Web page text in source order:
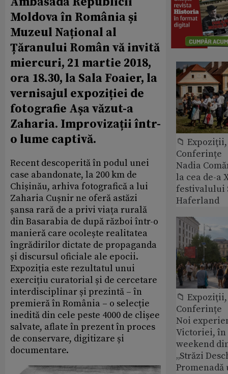
Moldova în România și
Muzeul Național al
Țăranului Român vă invită
miercuri, 21 martie 2018,
ora 18.30, la Sala Foaier, la
vernisajul expoziției de
fotografie Așa văzut-a
Zaharia. Improvizații într-
o lume captivă.
Recent descoperită în podul unei
case abandonate, la 200 km de
Chișinău, arhiva fotografică a lui
Zaharia Cușnir ne oferă astăzi
șansa rară de a privi viața rurală
din Basarabia de după război într-o
manieră care ocolește realitatea
îngrădirilor dictate de propaganda
și discursul oficiale ale epocii.
Expoziția este rezultatul unui
exercițiu curatorial și de cercetare
interdisciplinar și prezintă – în
premieră în România – o selecție
inedită din cele peste 4000 de clișee
salvate, aflate în prezent în proces
de conservare, digitizare și
documentare.
📁
Conferințe
Nadia
la cea de-a
festivalului
Haferland
📁
Conferințe
Noi
Victoriei,
weekend
„Străzi
Promenadă